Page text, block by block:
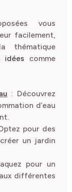
vous
facilement,
thématique
idées comme
: Découvrez
d’eau
pour des
un jardin
pour un
différentes